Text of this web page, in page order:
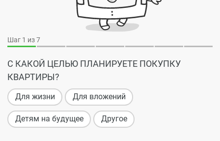
Шаг 1 из 7
С КАКОЙ ЦЕЛЬЮ ПЛАНИРУЕТЕ ПОКУПКУ
КВАРТИРЫ?
Для жизни Для вложений
Детям на будущее Другое